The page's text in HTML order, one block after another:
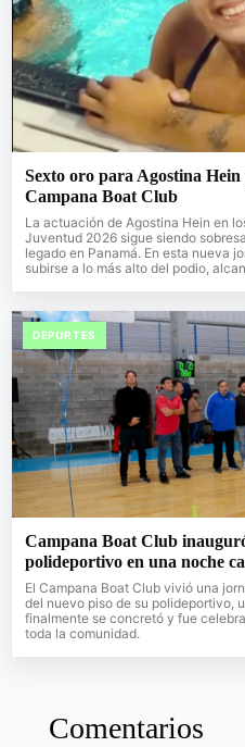
Sexto oro para Agostina
Campana Boat Club
La actuación de Agostina Hein en
Juventud 2026 sigue siendo
legado en Panamá. En esta nueva
subirse a lo más alto del podio,
DEPORTES
Campana Boat Club
polideportivo en una noche
El Campana Boat Club vivió una
del nuevo piso de su polideportivo,
finalmente se concretó y fue
toda la comunidad.
Comentarios